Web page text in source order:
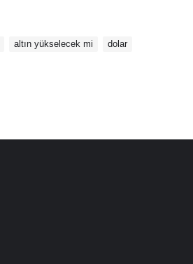
altın yükselecek mi
dolar